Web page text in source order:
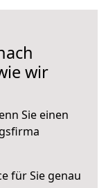
wir
Sie einen
für Sie genau